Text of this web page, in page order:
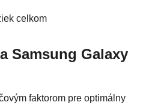
Ovládacie prvky výpisu
celkom
Samsung Galaxy
faktorom pre optimálny